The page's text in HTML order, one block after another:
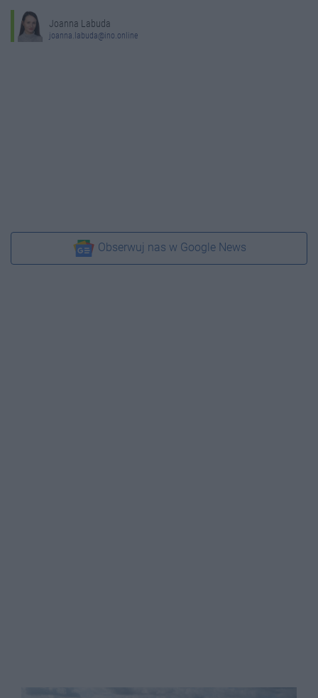
Joanna Labuda
joanna.labuda@ino.online
Obserwuj nas w Google News